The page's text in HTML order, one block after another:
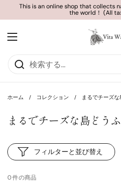
コンテンツへスキップ
This is an online shop that collects
the world！ (All
メニューを開く
ホーム / コレクション / まるでチーズ
まるでチーズな島どう
0 件の商品
フィルターと並び替え